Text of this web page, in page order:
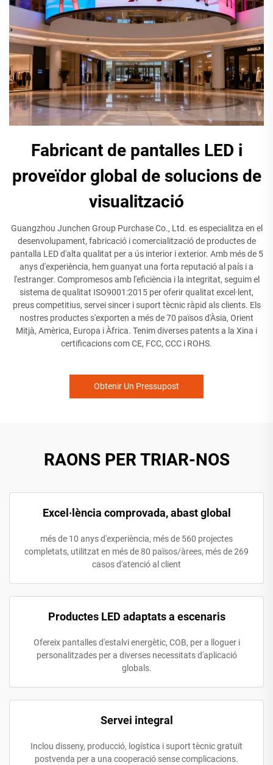
Fabricant de pantalles LED i
proveïdor global de solucions de
visualització
Guangzhou Junchen Group Purchase Co., Ltd. es especialitza en el
desenvolupament, fabricació i comercialització de productes de
pantalla LED d'alta qualitat per a ús interior i exterior. Amb més de 5
anys d'experiència, hem guanyat una forta reputació al país i a
l'estranger. Compromesos amb l'eficiència i la integritat, seguim el
sistema de qualitat ISO9001:2015 per oferir qualitat excel·lent,
preus competitius, servei sincer i suport tècnic ràpid als clients. Els
nostres productes s'exporten a més de 70 països d'Àsia, Orient
Mitjà, Amèrica, Europa i Àfrica. Tenim diverses patents a la Xina i
certificacions com CE, FCC, CCC i ROHS.
Obtenir Un Pressupost
RAONS PER TRIAR-NOS
Excel·lència comprovada, abast global
més de 10 anys d'experiència, més de 560 projectes
completats, utilitzat en més de 80 països/àrees, més de 269
casos d'atenció al client
Productes LED adaptats a escenaris
Ofereix pantalles d'estalvi energètic, COB, per a lloguer i
personalitzades per a diverses necessitats d'aplicació
globals.
Servei integral
Inclou disseny, producció, logística i suport tècnic gratuït
postvenda per a una cooperació sense complicacions.